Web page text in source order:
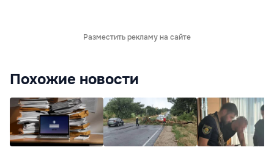
Разместить рекламу на сайте
Похожие новости